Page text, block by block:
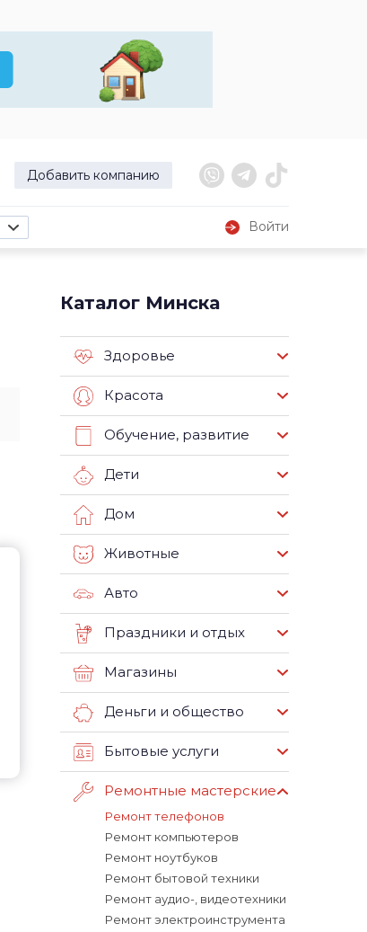
Добавить компанию
Войти
Каталог Минска
Здоровье
Красота
Обучение, развитие
Дети
Дом
Животные
Авто
Праздники и отдых
Магазины
Деньги и общество
Бытовые услуги
Ремонтные мастерские
Ремонт телефонов
Ремонт компьютеров
Ремонт ноутбуков
Ремонт бытовой техники
Ремонт аудио-, видеотехники
Ремонт электроинструмента